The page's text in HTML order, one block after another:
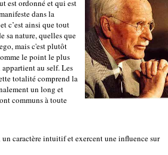
est ordonné et qui est
dans la
c’est ainsi que tout
sa nature, quelles que
mais c'est plutôt
le point le plus
au self. Les
totalité comprend la
un long et
communs à toute
un caractère intuitif et exercent une influence sur